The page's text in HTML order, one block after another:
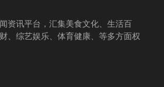
资讯平台，汇集美食文化、生活百
、综艺娱乐、体育健康、等多方面权